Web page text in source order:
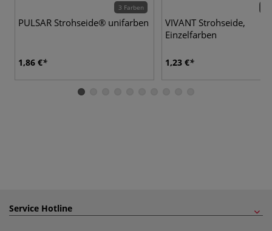
3 Farben
PULSAR Strohseide® unifarben
1,86 €
VIVANT Strohseide,
Einzelfarben
1,23 €
Service Hotline